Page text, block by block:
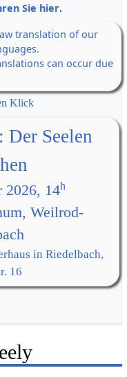
Sie hier.
translation of our
can occur due
Klick
Seelen
2026, 14h
Weilrod-
in Riedelbach,
16